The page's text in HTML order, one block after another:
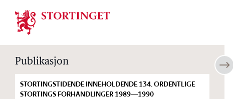
Stortinget.no
Publikasjon
STORTINGSTIDENDE INNEHOLDENDE 134. ORDENTLIGE
STORTINGS FORHANDLINGER 1989—1990